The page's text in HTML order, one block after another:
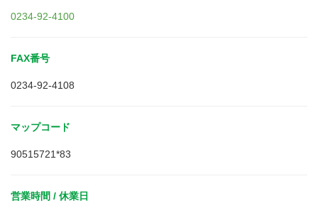
0234-92-4100
FAX番号
0234-92-4108
マップコード
90515721*83
営業時間 / 休業日